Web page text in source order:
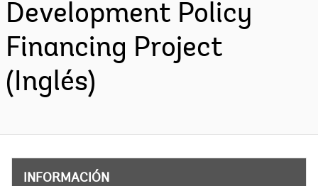
Development Policy
Financing Project
(Inglés)
INFORMACIÓN